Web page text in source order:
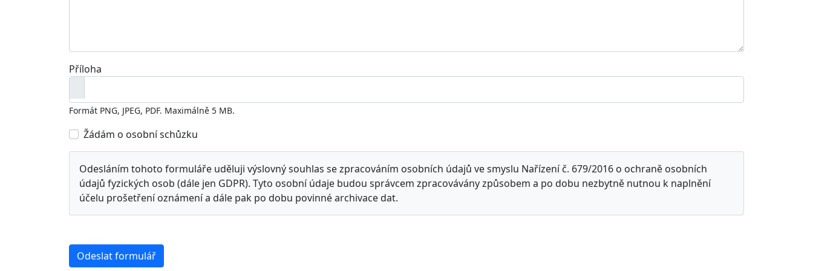
Příloha
Formát PNG, JPEG, PDF. Maximálně 5 MB.
Žádám o osobní schůzku
Odesláním tohoto formuláře uděluji výslovný souhlas se zpracováním osobních údajů ve smyslu Nařízení č. 679/2016 o ochraně osobních
údajů fyzických osob (dále jen GDPR). Tyto osobní údaje budou správcem zpracovávány způsobem a po dobu nezbytně nutnou k naplnění
účelu prošetření oznámení a dále pak po dobu povinné archivace dat.
Odeslat formulář